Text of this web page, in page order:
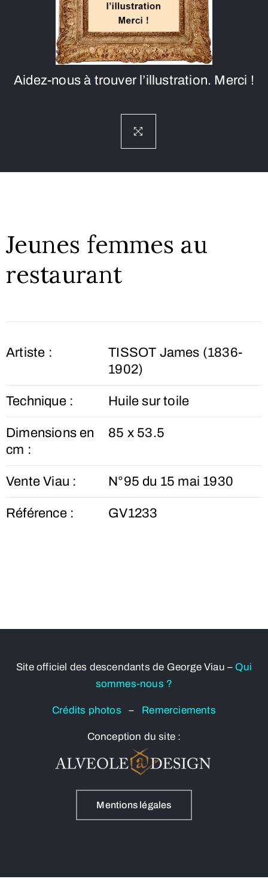
Aidez-nous à trouver l’illustration. Merci !
Jeunes femmes au
restaurant
Artiste :
TISSOT James (1836-
1902)
Technique : Huile sur toile
Dimensions en
cm :
85 x 53.5
Vente Viau : N°95 du 15 mai 1930
Référence : GV1233
Site officiel des descendants de George Viau – Qui
sommes-nous ?
Crédits photos– Remerciements
Conception du site :
Mentions légales